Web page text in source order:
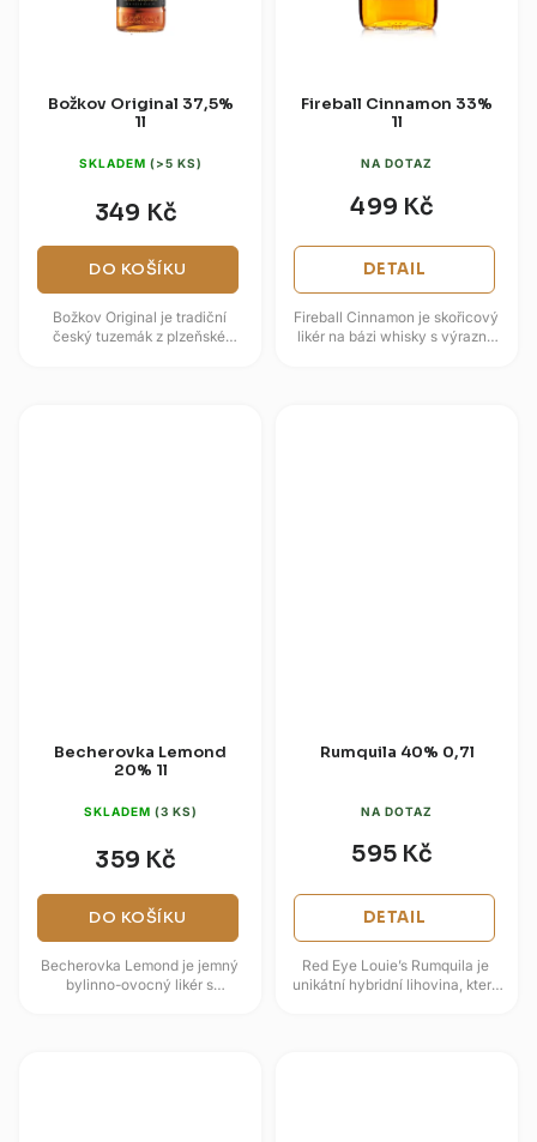
Božkov Original 37,5%
1l
SKLADEM (>5 KS)
349 Kč
DO KOŠÍKU
Božkov Original je tradiční
český tuzemák z plzeňské
Fireball Cinnamon 33%
1l
NA DOTAZ
499 Kč
DETAIL
Fireball Cinnamon je skořicový
likér na bázi whisky s výrazně
Becherovka Lemond
20% 1l
SKLADEM (3 KS)
359 Kč
DO KOŠÍKU
Becherovka Lemond je jemný
bylinno-ovocný likér s
Rumquila 40% 0,7l
NA DOTAZ
595 Kč
DETAIL
Red Eye Louie’s Rumquila je
unikátní hybridní lihovina, která